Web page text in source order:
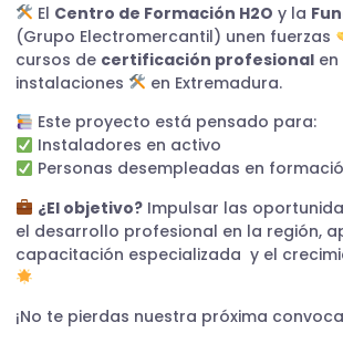
El Centro de Formación H2O y la
(Grupo Electromercantil) unen fuerzas
cursos de certificación profesional
instalaciones
en Extremadura.
Este proyecto está pensado para:
Instaladores en activo
Personas desempleadas en
¿El objetivo?Impulsar las
el desarrollo profesional en la región,
capacitación especializada y el
¡No te pierdas nuestra próxima